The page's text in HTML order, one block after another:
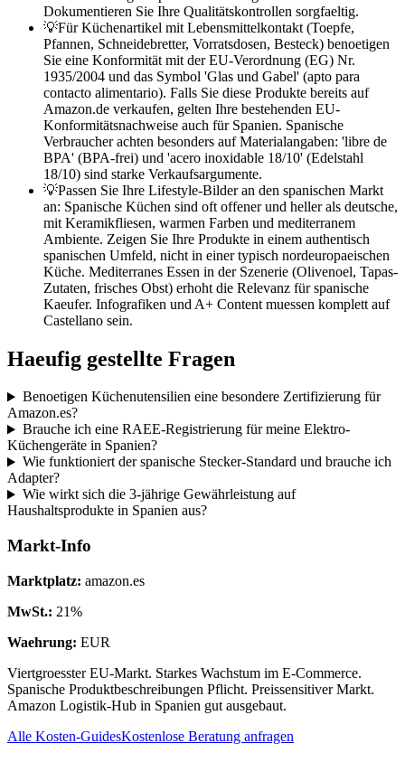
Dokumentieren Sie Ihre Qualitätskontrollen sorgfaeltig.
💡Für Küchenartikel mit Lebensmittelkontakt (Toepfe,
Pfannen, Schneidebretter, Vorratsdosen, Besteck) benoetigen
Sie eine Konformität mit der EU-Verordnung (EG) Nr.
1935/2004 und das Symbol 'Glas und Gabel' (apto para
contacto alimentario). Falls Sie diese Produkte bereits auf
Amazon.de verkaufen, gelten Ihre bestehenden EU-
Konformitätsnachweise auch für Spanien. Spanische
Verbraucher achten besonders auf Materialangaben: 'libre de
BPA' (BPA-frei) und 'acero inoxidable 18/10' (Edelstahl
18/10) sind starke Verkaufsargumente.
💡Passen Sie Ihre Lifestyle-Bilder an den spanischen Markt
an: Spanische Küchen sind oft offener und heller als deutsche,
mit Keramikfliesen, warmen Farben und mediterranem
Ambiente. Zeigen Sie Ihre Produkte in einem authentisch
spanischen Umfeld, nicht in einer typisch nordeuropaeischen
Küche. Mediterranes Essen in der Szenerie (Olivenoel, Tapas-
Zutaten, frisches Obst) erhoht die Relevanz für spanische
Kaeufer. Infografiken und A+ Content muessen komplett auf
Castellano sein.
Haeufig gestellte Fragen
Benoetigen Küchenutensilien eine besondere Zertifizierung für
Amazon.es?
Brauche ich eine RAEE-Registrierung für meine Elektro-
Küchengeräte in Spanien?
Wie funktioniert der spanische Stecker-Standard und brauche ich
Adapter?
Wie wirkt sich die 3-jährige Gewährleistung auf
Haushaltsprodukte in Spanien aus?
Markt-Info
Marktplatz: amazon.es
MwSt.: 21%
Waehrung: EUR
Viertgroesster EU-Markt. Starkes Wachstum im E-Commerce.
Spanische Produktbeschreibungen Pflicht. Preissensitiver Markt.
Amazon Logistik-Hub in Spanien gut ausgebaut.
Alle Kosten-GuidesKostenlose Beratung anfragen